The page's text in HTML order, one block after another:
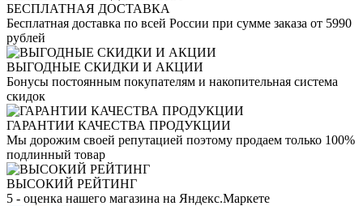
БЕСПЛАТНАЯ ДОСТАВКА
Бесплатная доставка по всей России при сумме заказа от 5990
рублей
ВЫГОДНЫЕ СКИДКИ И АКЦИИ
Бонусы постоянным покупателям и накопительная система
скидок
ГАРАНТИИ КАЧЕСТВА ПРОДУКЦИИ
Мы дорожим своей репутацией поэтому продаем только 100%
подлинный товар
ВЫСОКИЙ РЕЙТИНГ
5 - оценка нашего магазина на Яндекс.Маркете